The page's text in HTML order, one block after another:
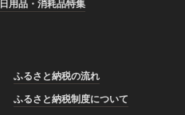
日用品・消耗品特集
ふるさと納税の流れ
ふるさと納税制度について